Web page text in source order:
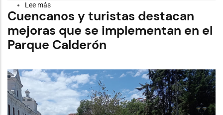
Lee más
Festival
de
la
Fanesca
con
resaltando
la
tradición
gastronómica
que
posiciona
Cuencanos y turistas destacan
mejoras que se implementan en el
Parque Calderón